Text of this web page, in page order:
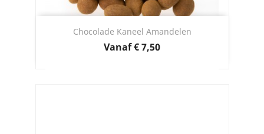
Chocolade Kaneel Amandelen
VanafPrijs
€ 7,50